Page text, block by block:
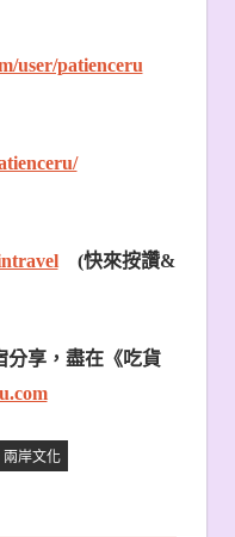
user/patienceru
(快來按讚&
分享，盡在《吃貨
兩岸文化